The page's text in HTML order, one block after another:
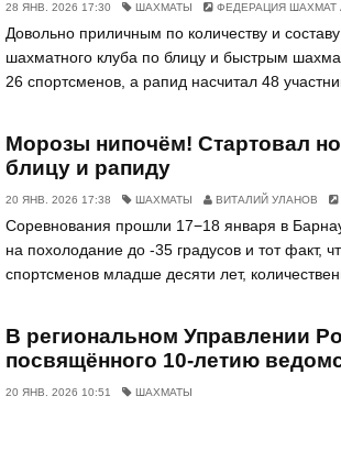
28 ЯНВ. 2026 17:30 ШАХМАТЫ ФЕДЕРАЦИЯ ШАХМАТ
Довольно приличным по количеству и
шахматного клуба по блицу и быстрым
26 спортсменов, а рапид насчитал 48
Морозы нипочём! Стартовал
блицу и рапиду
20 ЯНВ. 2026 17:38 ШАХМАТЫ ВИТАЛИЙ УЛАНОВ
Соревнования прошли 17−18 января в
на похолодание до -35 градусов и тот факт,
спортсменов младше десяти лет,
В региональном Управлении
посвящённого 10-летию
20 ЯНВ. 2026 10:51 ШАХМАТЫ